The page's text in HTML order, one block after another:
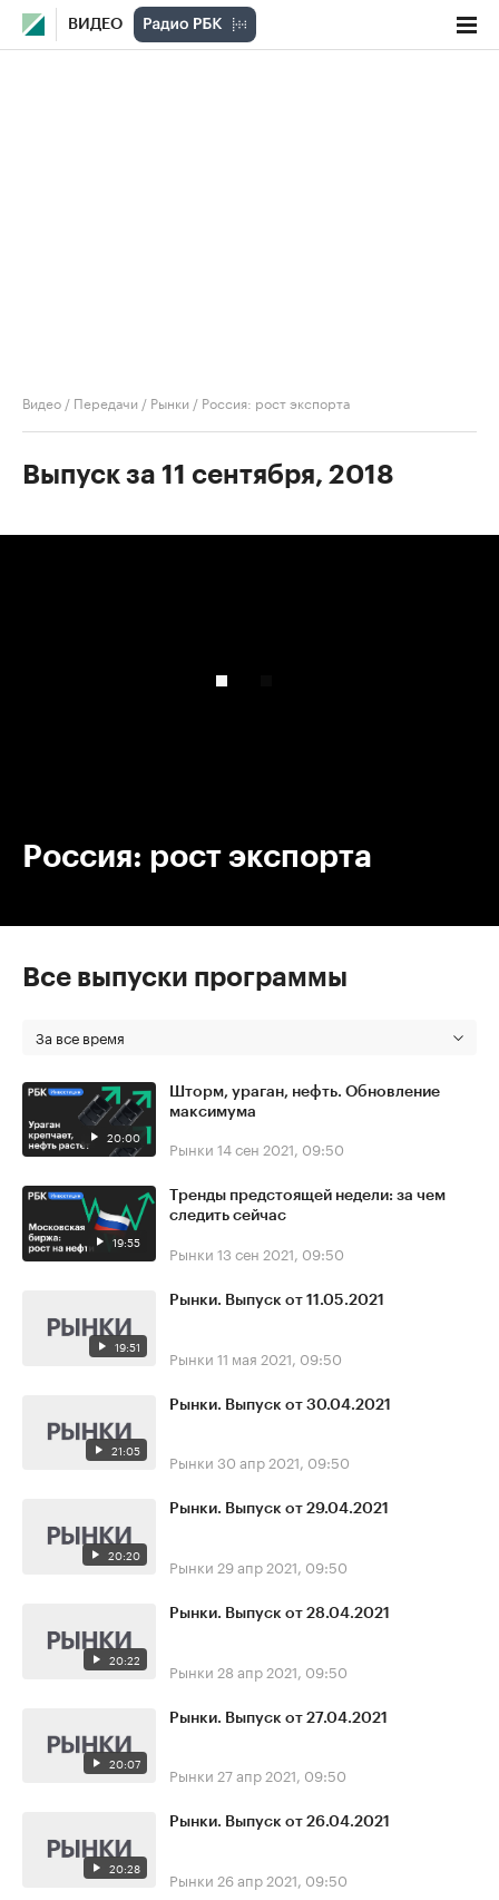
ВИДЕО
Видео / Передачи / Рынки / Россия: рост экспорта
Выпуск за 11 сентября, 2018
Россия: рост экспорта
Все выпуски программы
За все время
20:00
Шторм, ураган, нефть. Обновление
максимума
Рынки 14 сен 2021, 09:50
19:55
Тренды предстоящей недели: за чем
следить сейчас
Рынки 13 сен 2021, 09:50
19:51
Рынки. Выпуск от 11.05.2021
Рынки 11 мая 2021, 09:50
21:05
Рынки. Выпуск от 30.04.2021
Рынки 30 апр 2021, 09:50
20:20
Рынки. Выпуск от 29.04.2021
Рынки 29 апр 2021, 09:50
20:22
Рынки. Выпуск от 28.04.2021
Рынки 28 апр 2021, 09:50
20:07
Рынки. Выпуск от 27.04.2021
Рынки 27 апр 2021, 09:50
20:28
Рынки. Выпуск от 26.04.2021
Рынки 26 апр 2021, 09:50